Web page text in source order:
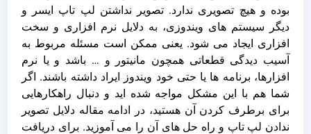
بوده و هیچ تصویری ندارد. تصویر نداشتن لپ تاپ ایسر و
دیگر سیستم های ویندوزی، به دلایل نرم افزاری و سخت
افزاری ایجاد می شود. یعنی ممکن است مسئله مربوط به
آسیب دیدگی قطعاتی همچون مانیتور و … باشد و یا نرم
افزارها، برنامه ها یا حتی خود ویندوز ایراد داشته باشند. اگر
شما هم با این مشکل مواجه شده اید و دنبال راهکارهایی
برای برطرف کردن آن هستید، در ادامه مقاله دلایل تصویر
ندادن لپ تاپ و راه حل های آن را می آموزید. برای دریافت